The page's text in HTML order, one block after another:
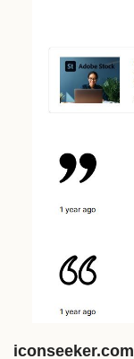
iconseeker.com